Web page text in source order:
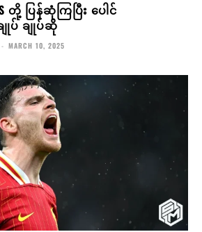
တို့ ပြန်ဆုံကြပြီး ပေါင်
ျုပ် ချုပ်ဆို
- MARCH 10, 2025